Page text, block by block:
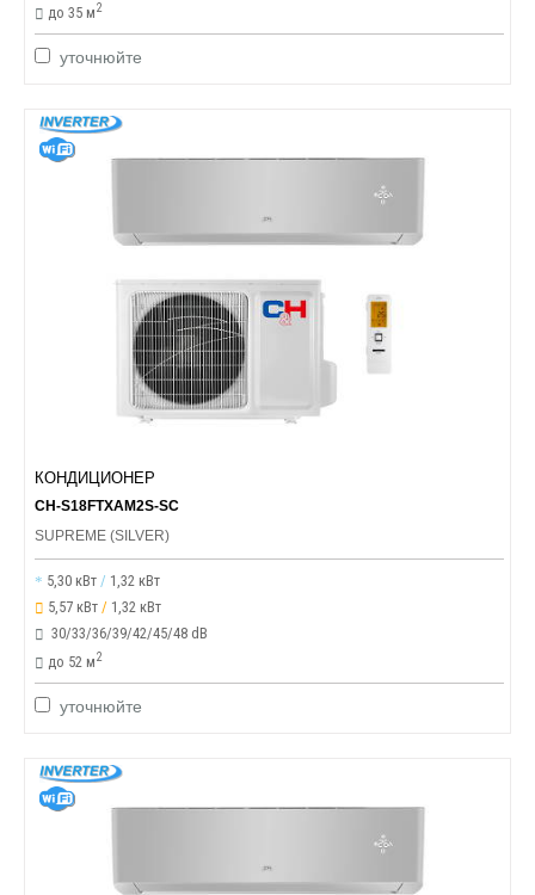
до 35 м2
уточнюйте
КОНДИЦИОНЕР
CH-S18FTXAM2S-SC
SUPREME (SILVER)
5,30 кВт / 1,32 кВт
5,57 кВт / 1,32 кВт
30/33/36/39/42/45/48 dB
до 52 м2
уточнюйте